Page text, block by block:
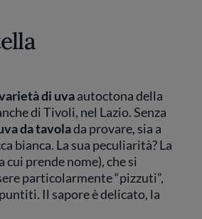
di uvaautoctona della
di Tivoli, nel Lazio. Senza
da tavolada provare, sia a
bianca. La sua peculiarità? La
cui prende nome), che si
particolarmente “pizzuti”,
Il sapore è delicato, la